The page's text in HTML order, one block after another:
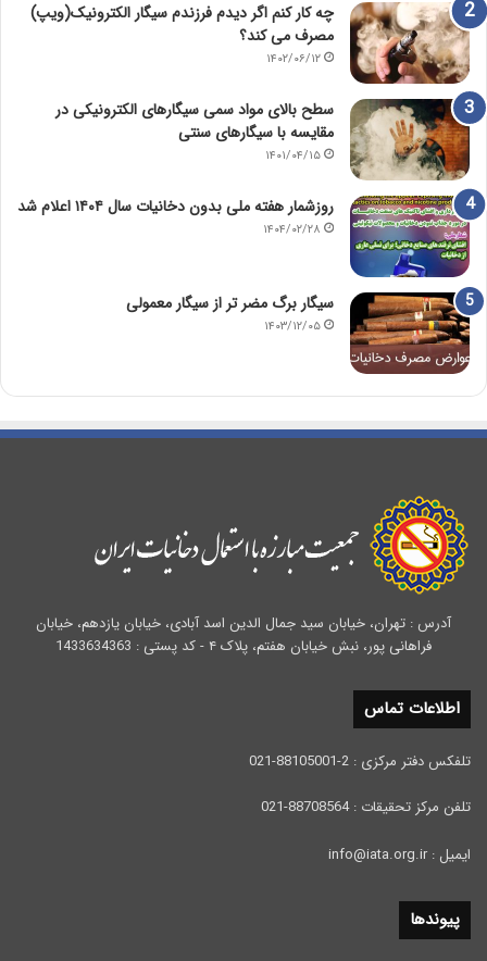
چه کار کنم اگر دیدم فرزندم سیگار الکترونیک(ویپ)
مصرف می کند؟
۱۴۰۲/۰۶/۱۲
سطح بالای مواد سمی سیگارهای الکترونیکی در
مقایسه با سیگارهای سنتی
۱۴۰۱/۰۴/۱۵
روزشمار هفته ملی بدون دخانیات سال ۱۴۰۴ اعلام شد
۱۴۰۴/۰۲/۲۸
سیگار برگ مضر تر از سیگار معمولی
۱۴۰۳/۱۲/۰۵
آدرس : تهران، خیابان سید جمال الدین اسد آبادی، خیابان یازدهم، خیابان
فراهانی پور، نبش خیابان هفتم، پلاک ۴ - کد پستی : 1433634363
اطلاعات تماس
تلفکس دفتر مرکزی : 2-88105001-021
تلفن مرکز تحقیقات : 88708564-021
ایمیل : info@iata.org.ir
پیوندها